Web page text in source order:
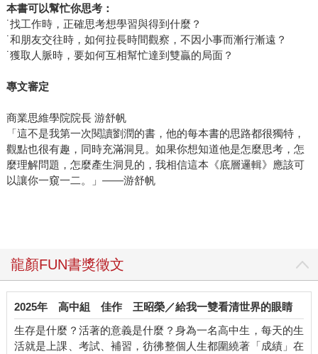
本書可以幫忙你思考：
˙找工作時，正確思考想學習與得到什麼？
˙和朋友交往時，如何拉長時間觀察，不因小事而漸行漸遠？
˙獲取人脈時，要如何互相幫忙達到雙贏的局面？
專文審定
商業思維學院院長 游舒帆
「這不是我第一次閱讀劉潤的書，他的每本書的思路都很獨特，
觀點也很有趣，同時充滿洞見。如果你想知道他是怎麼思考，怎
麼理解問題，怎麼產生洞見的，我相信這本《底層邏輯》應該可
以讓你一窺一二。」——游舒帆
龍顏FUN書獎徵文
2025年 高中組 佳作 王昭榮／給我一雙看清世界的眼睛
生存是什麼？活著的意義是什麼？身為一名高中生，每天的生
活就是上課、考試、補習，彷彿整個人生都圍繞著「成績」在